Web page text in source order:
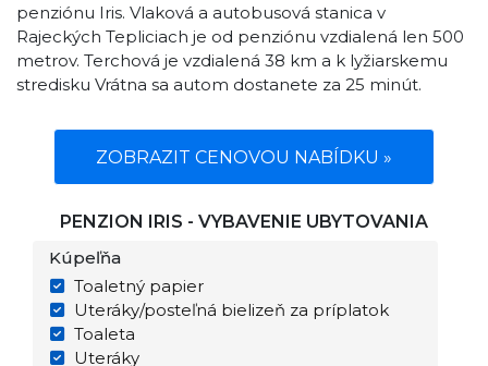
penziónu Iris. Vlaková a autobusová stanica v
Rajeckých Tepliciach je od penziónu vzdialená len 500
metrov. Terchová je vzdialená 38 km a k lyžiarskemu
stredisku Vrátna sa autom dostanete za 25 minút.
ZOBRAZIT CENOVOU NABÍDKU »
PENZION IRIS - VYBAVENIE UBYTOVANIA
Kúpeľňa
Toaletný papier
Uteráky/posteľná bielizeň za príplatok
Toaleta
Uteráky